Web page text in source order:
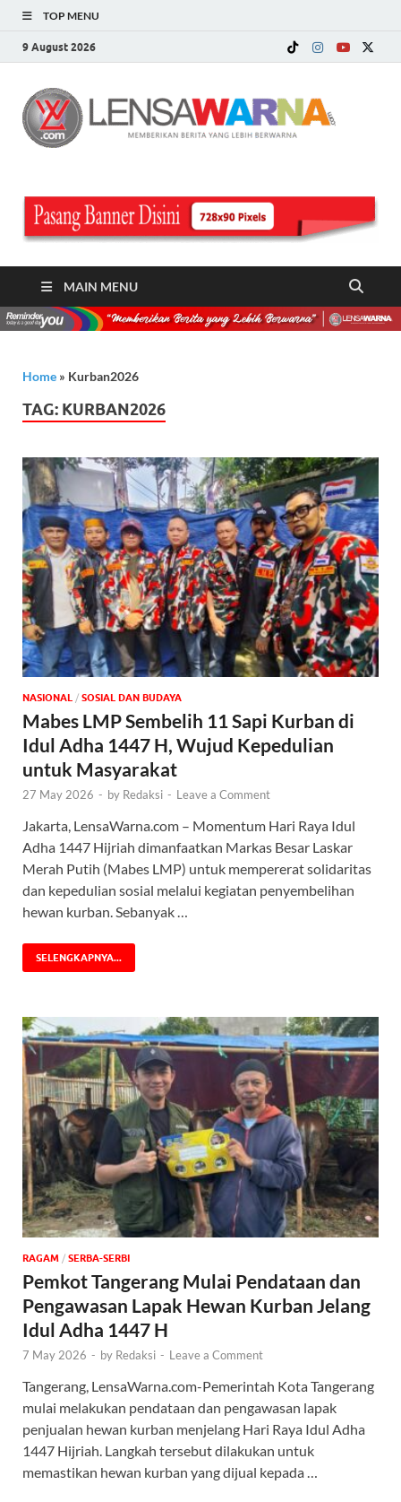
TOP MENU
9 August 2026
MAIN MENU
Home » Kurban2026
TAG: KURBAN2026
NASIONAL / SOSIAL DAN BUDAYA
Mabes LMP Sembelih 11 Sapi Kurban di
Idul Adha 1447 H, Wujud Kepedulian
untuk Masyarakat
27 May 2026 - by Redaksi - Leave a Comment
Jakarta, LensaWarna.com – Momentum Hari Raya Idul
Adha 1447 Hijriah dimanfaatkan Markas Besar Laskar
Merah Putih (Mabes LMP) untuk mempererat solidaritas
dan kepedulian sosial melalui kegiatan penyembelihan
hewan kurban. Sebanyak …
SELENGKAPNYA...
‎RAGAM / SERBA-SERBI
Pemkot Tangerang Mulai Pendataan dan
Pengawasan Lapak Hewan Kurban Jelang
Idul Adha 1447 H
7 May 2026 - by Redaksi - Leave a Comment
Tangerang, LensaWarna.com-Pemerintah Kota Tangerang
mulai melakukan pendataan dan pengawasan lapak
penjualan hewan kurban menjelang Hari Raya Idul Adha
1447 Hijriah. Langkah tersebut dilakukan untuk
memastikan hewan kurban yang dijual kepada …